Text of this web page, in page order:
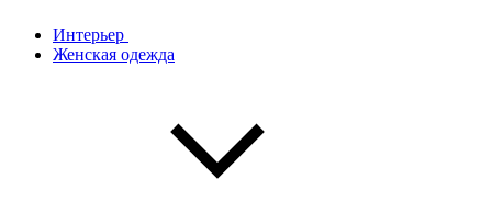
Интерьер
Женская одежда